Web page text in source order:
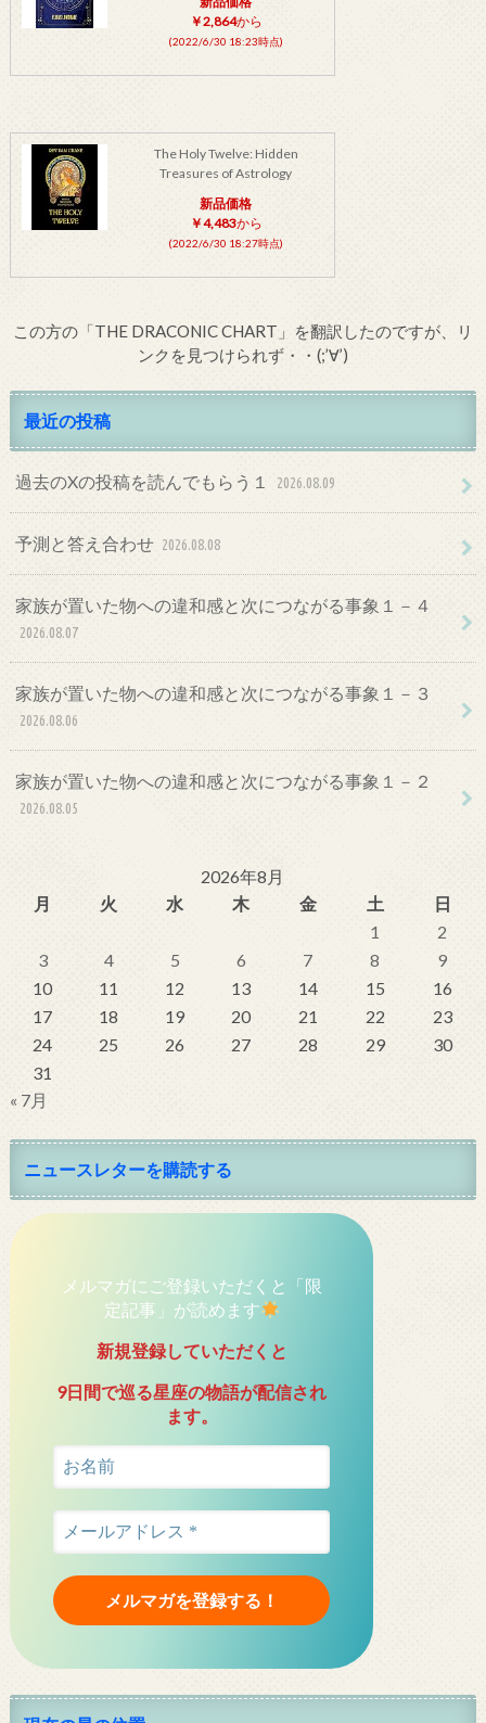
￥2,864から
(2022/6/30 18:23時点)
The Holy Twelve: Hidden
Treasures of Astrology
新品価格
￥4,483から
(2022/6/30 18:27時点)
この方の「THE DRACONIC CHART」を翻訳したのですが、リ
ンクを見つけられず・・(;’∀’)
最近の投稿
過去のXの投稿を読んでもらう１ 2026.08.09
予測と答え合わせ 2026.08.08
家族が置いた物への違和感と次につながる事象１－４
2026.08.07
家族が置いた物への違和感と次につながる事象１－３
2026.08.06
家族が置いた物への違和感と次につながる事象１－２
2026.08.05
2026年8月
月
火 水 木 金 土
日
1
2
3
4 5 6 7 8
9
10
11 12 13 14 15
16
17
18 19 20 21 22
23
24
25 26 27 28 29
30
31
« 7月
ニュースレターを購読する
メルマガにご登録いただくと「限
定記事」が読めます
新規登録していただくと
9日間で巡る星座の物語が配信され
ます。